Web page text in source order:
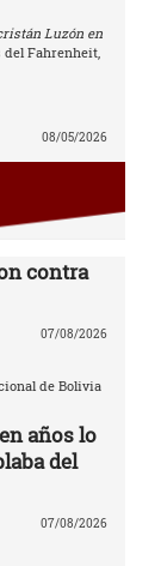
Luzón en
Fahrenheit,
08/05/2026
contra
07/08/2026
de Bolivia
años lo
del
07/08/2026